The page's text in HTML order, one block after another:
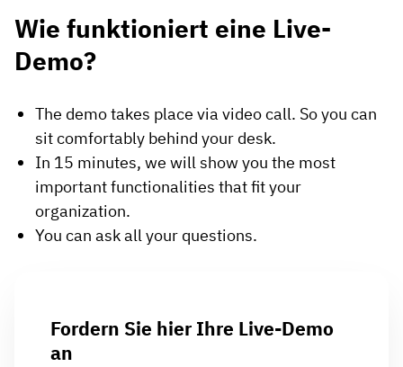
Wie funktioniert eine Live-
Demo?
The demo takes place via video call. So you can
sit comfortably behind your desk.
In 15 minutes, we will show you the most
important functionalities that fit your
organization.
You can ask all your questions.
Fordern Sie hier Ihre Live-Demo
an